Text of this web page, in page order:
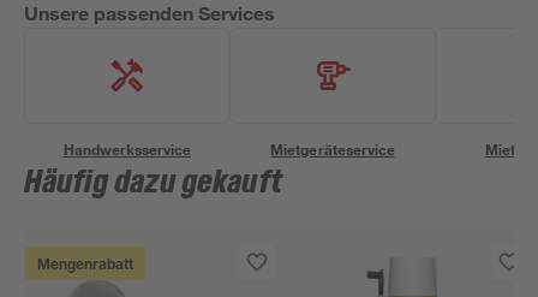
Unsere passenden Services
Handwerksservice Mietgeräteservice
Häufig dazu gekauft
Mengenrabatt